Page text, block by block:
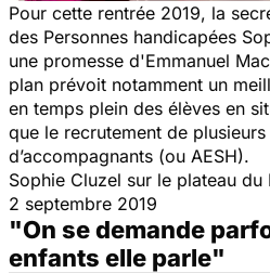
Pour cette rentrée 2019, la
des Personnes handicapées
une promesse d'Emmanuel
plan prévoit notamment un
en temps plein des élèves en
que le recrutement de
d’accompagnants (ou AESH).
Sophie Cluzel sur le plateau du
2 septembre 2019
"On se demande
enfants elle parle"